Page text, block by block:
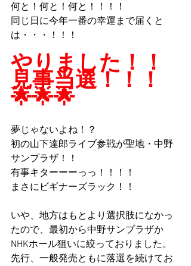
何と！何と！何と！！！！
同じ日に今年一番の幸運まで届くと
は・・・！！！
やりました！！
見事当選！！！
🌟🌟🌟
夢じゃないよね！？
初の山下達郎ライブ参戦が聖地・中野
サンプラザ！！
有事キターーーっっ！！！！
まさにビギナーズラック！！
いや、地方はもとより選択肢になかっ
たので、最初から中野サンプラザか
NHKホール狙いに絞っておりました。
先行、一般発売ともに落選を続けてお